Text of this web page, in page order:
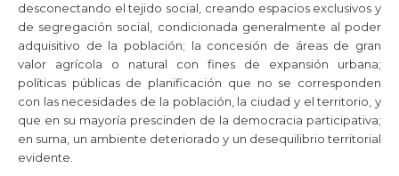
desconectando el tejido social, creando espacios exclusivos y
de segregación social, condicionada generalmente al poder
adquisitivo de la población; la concesión de áreas de gran
valor agrícola o natural con fines de expansión urbana;
políticas públicas de planificación que no se corresponden
con las necesidades de la población, la ciudad y el territorio, y
que en su mayoría prescinden de la democracia participativa;
en suma, un ambiente deteriorado y un desequilibrio territorial
evidente.